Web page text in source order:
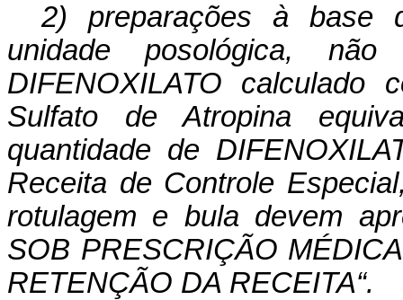
2) preparações à base
unidade posológica,
DIFENOXILATO
Sulfato de Atropina
quantidade de
Receita de Controle
rotulagem e bula devem
SOB PRESCRIÇÃO
RETENÇÃO DA RECEITA“.